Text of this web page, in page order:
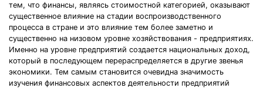
тем, что финансы, являясь стоимостной категорией, оказывают
существенное влияние на стадии воспроизводственного
процесса в стране и это влияние тем более заметно и
существенно на низовом уровне хозяйствования - предприятиях.
Именно на уровне предприятий создается национальных доход,
который в последующем перераспределяется в другие звенья
экономики. Тем самым становится очевидна значимость
изучения финансовых аспектов деятельности предприятий